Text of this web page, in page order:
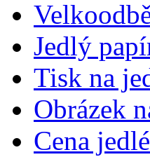
Jedlý
Tisk na
Obrázek
Cena